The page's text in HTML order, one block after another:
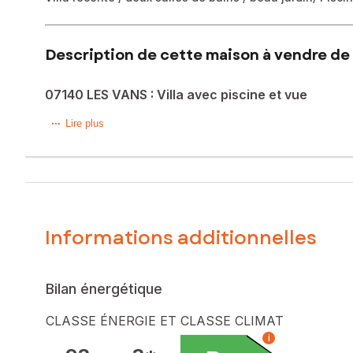
Description de cette maison à vendre de
07140 LES VANS : Villa avec piscine et vue
Située dans la charmante commune des Vans (07140),
Cette maison de 106 m² sur un terrain de 1594 m²
profiter des journées ensoleillées.
Prix de vente : 470 000 €
Honoraires charge vendeur
Contactez votre conseiller SAFTI : Audrey DOBBIE, Tél. :
Lire plus
Informations additionnelles
Bilan énergétique
CLASSE ÉNERGIE ET CLASSE CLIMAT
i